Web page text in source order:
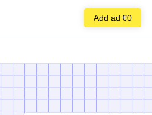
Add ad €0